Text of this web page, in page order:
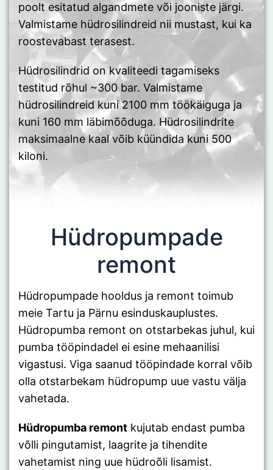
poolt esitatud algandmete või jooniste järgi.
Valmistame hüdrosilindreid nii mustast, kui ka
roostevabast terasest.
Hüdrosilindrid on kvaliteedi tagamiseks
testitud rõhul ~300 bar. Valmistame
hüdrosilindreid kuni 2100 mm töökäiguga ja
kuni 160 mm läbimõõduga. Hüdrosilindrite
maksimaalne kaal võib küündida kuni 500
kiloni.
Hüdropumpade
remont
Hüdropumpade hooldus ja remont toimub
meie Tartu ja Pärnu esinduskauplustes.
Hüdropumba remont on otstarbekas juhul, kui
pumba tööpindadel ei esine mehaanilisi
vigastusi. Viga saanud tööpindade korral võib
olla otstarbekam hüdropump uue vastu välja
vahetada.
Hüdropumba remont kujutab endast pumba
võlli pingutamist, laagrite ja tihendite
vahetamist ning uue hüdroõli lisamist.